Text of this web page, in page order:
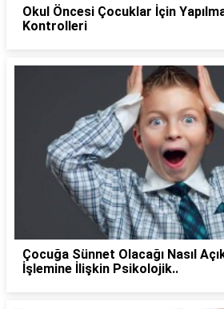
Okul Öncesi Çocuklar İçin
Kontrolleri
Çocuğa Sünnet Olacağı Nasıl
İşlemine İlişkin Psikolojik..